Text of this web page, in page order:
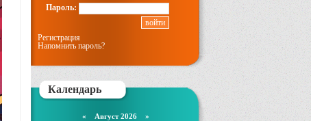
Пароль:
Регистрация
Напомнить пароль?
Календарь
« Август 2026 »